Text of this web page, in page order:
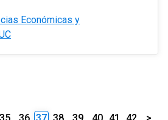
Económicas y